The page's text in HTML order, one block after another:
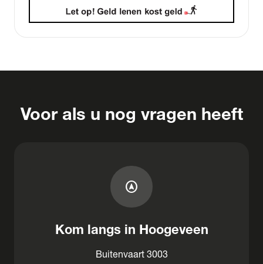
Voor als u nog vragen heeft
assistant_navigation
Kom langs in Hoogeveen
Buitenvaart 3003